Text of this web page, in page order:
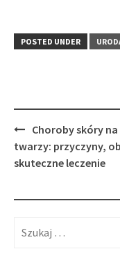
POSTED UNDER
Post
navigation
Choroby skóry na
twarzy: przyczyny,
skuteczne leczenie